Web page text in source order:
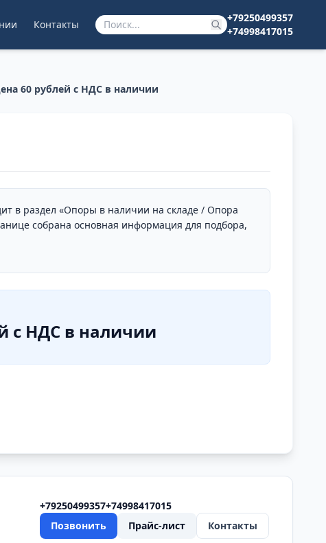
Контакты
+79250499357
+74998417015
60 рублей с НДС в наличии
в раздел «Опоры в наличии на складе / Опора
собрана основная информация для подбора,
с НДС в наличии
+79250499357+74998417015
Позвонить
Прайс-лист Контакты